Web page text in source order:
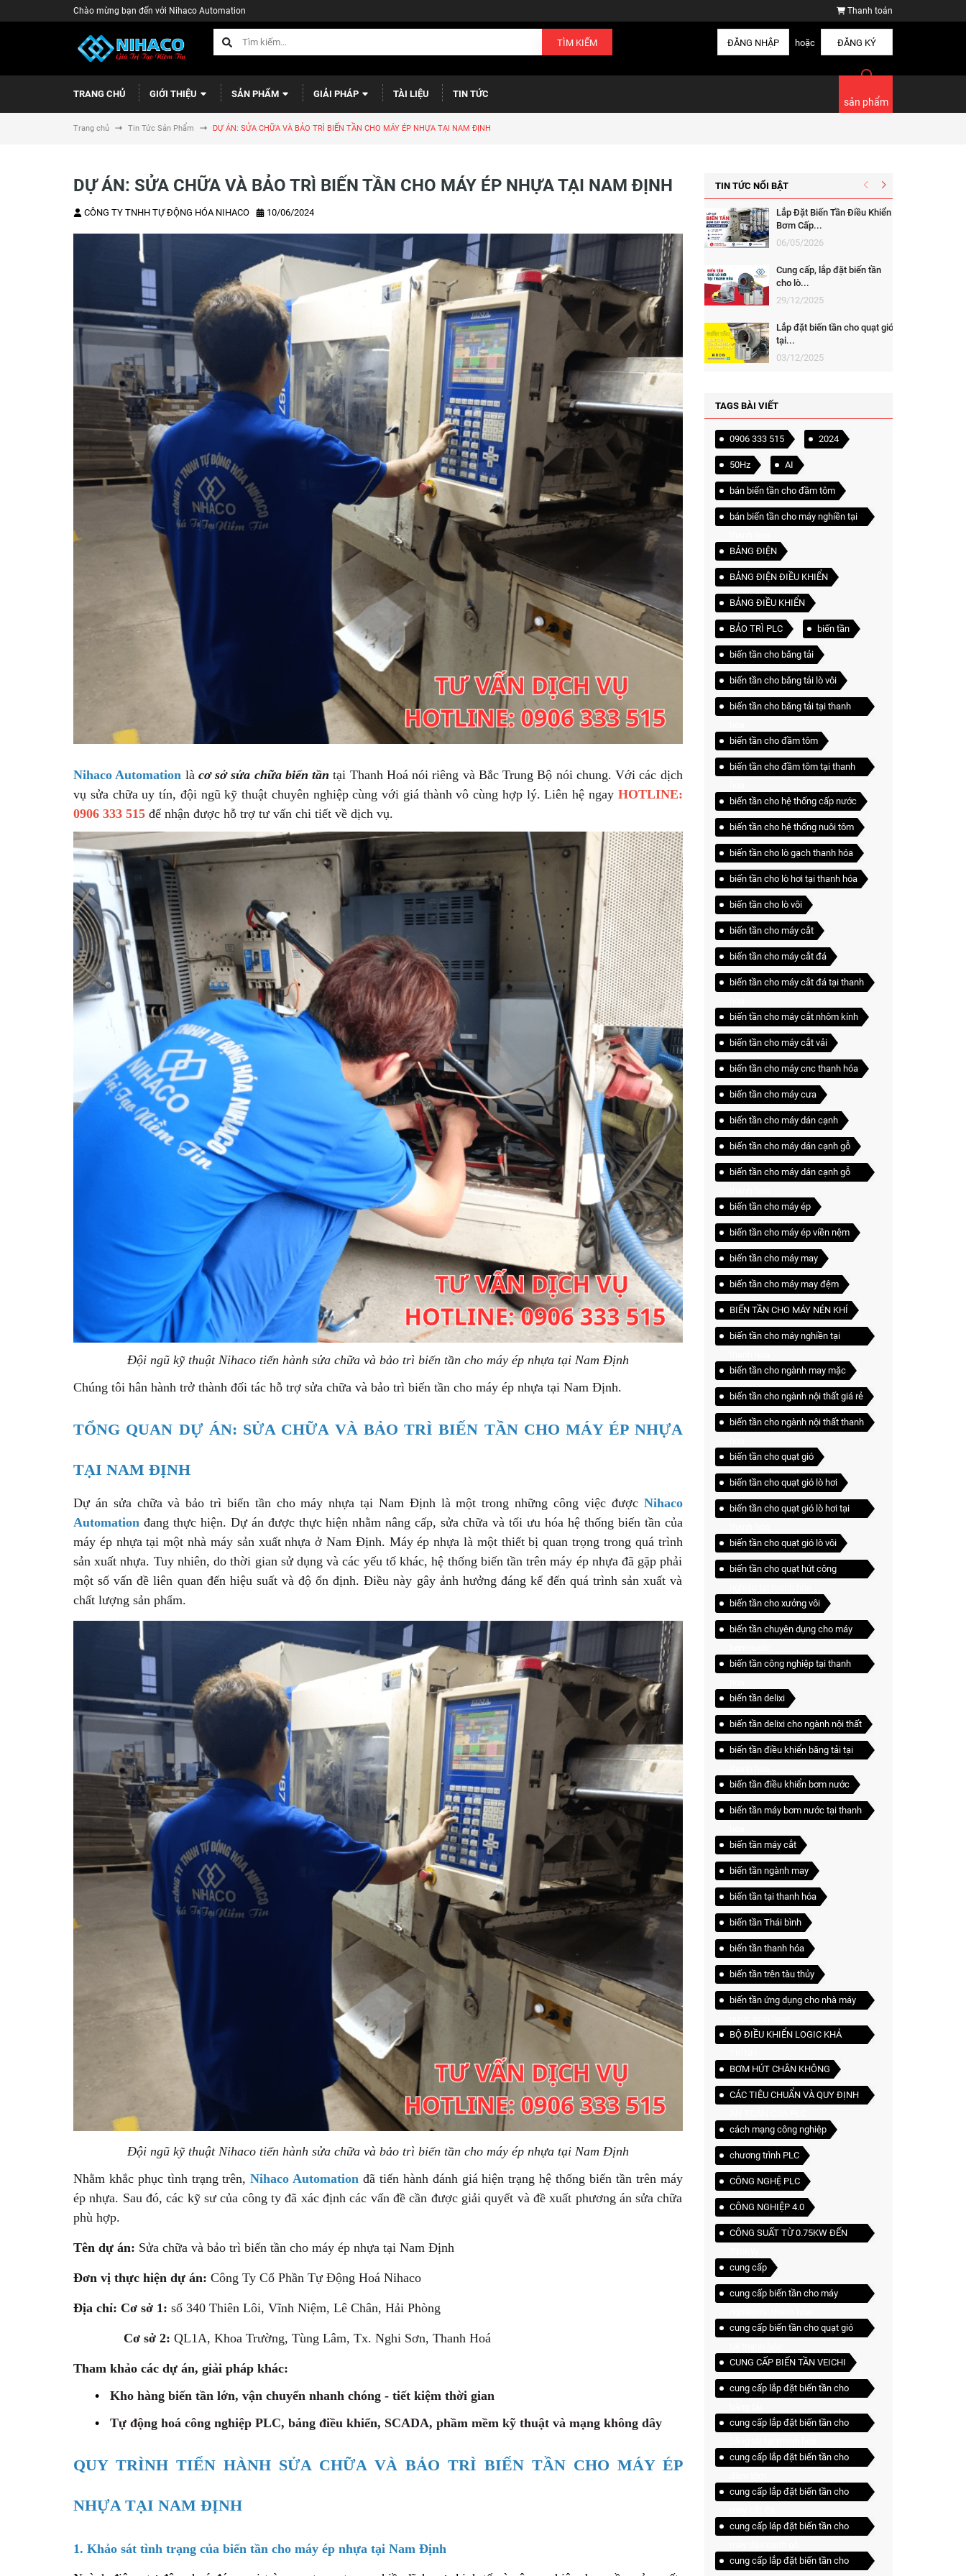
Chào mừng bạn đến với Nihaco Automation Thanh toán
TÌM KIẾM ĐĂNG NHẬP hoặc ĐĂNG KÝ
TRANG CHỦ GIỚI THIỆU SẢN PHẨM GIẢI PHÁP TÀI LIỆU TIN TỨC
sản phẩm
Trang chủ Tin Tức Sản Phẩm DỰ ÁN: SỬA CHỮA VÀ BẢO TRÌ BIẾN TẦN CHO MÁY ÉP NHỰA TẠI NAM ĐỊNH
DỰ ÁN: SỬA CHỮA VÀ BẢO TRÌ BIẾN TẦN CHO MÁY ÉP NHỰA TẠI NAM ĐỊNH
CÔNG TY TNHH TỰ ĐỘNG HÓA NIHACO 10/06/2024
Nihaco Automation là cơ sở sửa chữa biến tần tại Thanh Hoá nói riêng và Bắc Trung Bộ nói chung. Với các dịch
vụ sửa chữa uy tín, đội ngũ kỹ thuật chuyên nghiệp cùng với giá thành vô cùng hợp lý. Liên hệ ngay HOTLINE:
0906 333 515 để nhận được hỗ trợ tư vấn chi tiết về dịch vụ.
Đội ngũ kỹ thuật Nihaco tiến hành sửa chữa và bảo trì biến tần cho máy ép nhựa tại Nam Định
Chúng tôi hân hành trở thành đối tác hỗ trợ sửa chữa và bảo trì biến tần cho máy ép nhựa tại Nam Định.
TỔNG QUAN DỰ ÁN: SỬA CHỮA VÀ BẢO TRÌ BIẾN TẦN CHO MÁY ÉP NHỰA
TẠI NAM ĐỊNH
Dự án sửa chữa và bảo trì biến tần cho máy nhựa tại Nam Định là một trong những công việc được Nihaco
Automation đang thực hiện. Dự án được thực hiện nhằm nâng cấp, sửa chữa và tối ưu hóa hệ thống biến tần của
máy ép nhựa tại một nhà máy sản xuất nhựa ở Nam Định. Máy ép nhựa là một thiết bị quan trọng trong quá trình
sản xuất nhựa. Tuy nhiên, do thời gian sử dụng và các yếu tố khác, hệ thống biến tần trên máy ép nhựa đã gặp phải
một số vấn đề liên quan đến hiệu suất và độ ổn định. Điều này gây ảnh hưởng đáng kể đến quá trình sản xuất và
chất lượng sản phẩm.
Đội ngũ kỹ thuật Nihaco tiến hành sửa chữa và bảo trì biến tần cho máy ép nhựa tại Nam Định
Nhằm khắc phục tình trạng trên,Nihaco Automation đã tiến hành đánh giá hiện trạng hệ thống biến tần trên máy
ép nhựa. Sau đó, các kỹ sư của công ty đã xác định các vấn đề cần được giải quyết và đề xuất phương án sửa chữa
phù hợp.
Tên dự án: Sửa chữa và bảo trì biến tần cho máy ép nhựa tại Nam Định
Đơn vị thực hiện dự án: Công Ty Cổ Phần Tự Động Hoá Nihaco
Địa chỉ: Cơ sở 1: số 340 Thiên Lôi, Vĩnh Niệm, Lê Chân, Hải Phòng
Cơ sở 2: QL1A, Khoa Trường, Tùng Lâm, Tx. Nghi Sơn, Thanh Hoá
Tham khảo các dự án, giải pháp khác:
• Kho hàng biến tần lớn, vận chuyển nhanh chóng - tiết kiệm thời gian
• Tự động hoá công nghiệp PLC, bảng điều khiển, SCADA, phầm mềm kỹ thuật và mạng không dây
QUY TRÌNH TIẾN HÀNH SỬA CHỮA VÀ BẢO TRÌ BIẾN TẦN CHO MÁY ÉP
NHỰA TẠI NAM ĐỊNH
1. Khảo sát tình trạng của biến tần cho máy ép nhựa tại Nam Định
TIN TỨC NỔI BẬT
Lắp Đặt Biến Tần Điều Khiển
Bơm Cấp...
06/05/2026
Cung cấp, lắp đặt biến tần
cho lò...
29/12/2025
Lắp đặt biến tần cho quạt gió
tại...
03/12/2025
TAGS BÀI VIẾT
0906 333 515 2024
50Hz AI
bán biến tần cho đầm tôm
bán biến tần cho máy nghiền tại
BẢNG ĐIỆN
BẢNG ĐIỆN ĐIỀU KHIỂN
BẢNG ĐIỀU KHIỂN
BẢO TRÌ PLC biến tần
biến tần cho băng tải
biến tần cho băng tải lò vôi
biến tần cho băng tải tại thanh
biến tần cho đầm tôm
biến tần cho đầm tôm tại thanh
biến tần cho hệ thống cấp nước
biến tần cho hệ thống nuôi tôm
biến tần cho lò gạch thanh hóa
biến tần cho lò hơi tại thanh hóa
biến tần cho lò vôi
biến tần cho máy cắt
biến tần cho máy cắt đá
biến tần cho máy cắt đá tại thanh
biến tần cho máy cắt nhôm kính
biến tần cho máy cắt vải
biến tần cho máy cnc thanh hóa
biến tần cho máy cưa
biến tần cho máy dán cạnh
biến tần cho máy dán cạnh gỗ
biến tần cho máy dán cạnh gỗ
biến tần cho máy ép
biến tần cho máy ép viền nệm
biến tần cho máy may
biến tần cho máy may đệm
BIẾN TẦN CHO MÁY NÉN KHÍ
biến tần cho máy nghiền tại
biến tần cho ngành may mặc
biến tần cho ngành nội thất giá rẻ
biến tần cho ngành nội thất thanh
biến tần cho quạt gió
biến tần cho quạt gió lò hơi
biến tần cho quạt gió lò hơi tại
biến tần cho quạt gió lò vôi
biến tần cho quạt hút công
biến tần cho xưởng vôi
biến tần chuyên dụng cho máy
biến tần công nghiệp tại thanh
biến tần delixi
biến tần delixi cho ngành nội thất
biến tần điều khiển băng tải tại
biến tần điều khiển bơm nước
biến tần máy bơm nước tại thanh
biến tần máy cắt
biến tần ngành may
biến tần tại thanh hóa
biến tần Thái bình
biến tần thanh hóa
biến tần trên tàu thủy
biến tần ứng dụng cho nhà máy
BỘ ĐIỀU KHIỂN LOGIC KHẢ
BƠM HÚT CHÂN KHÔNG
CÁC TIÊU CHUẨN VÀ QUY ĐỊNH
cách mạng công nghiệp
chương trình PLC
CÔNG NGHỆ PLC
CÔNG NGHIỆP 4.0
CÔNG SUẤT TỪ 0.75KW ĐẾN
cung cấp
cung cấp biến tần cho máy
cung cấp biến tần cho quạt gió
CUNG CẤP BIẾN TẦN VEICHI
cung cấp lắp đặt biến tần cho
cung cấp lắp đặt biến tần cho
cung cấp lắp đặt biến tần cho
cung cấp lắp đặt biến tần cho
cung cấp láp đặt biến tần cho
cung cấp lắp đặt biến tần cho